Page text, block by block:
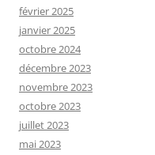
février 2025
janvier 2025
octobre 2024
décembre 2023
novembre 2023
octobre 2023
juillet 2023
mai 2023